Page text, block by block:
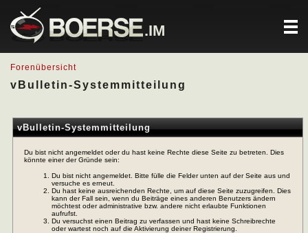
.IM
Forenübersicht
vBulletin-Systemmitteilung
vBulletin-Systemmitteilung
Du bist nicht angemeldet oder du hast keine Rechte diese Seite zu betreten. Dies
könnte einer der Gründe sein:
Du bist nicht angemeldet. Bitte fülle die Felder unten auf der Seite aus und
versuche es erneut.
Du hast keine ausreichenden Rechte, um auf diese Seite zuzugreifen. Dies
kann der Fall sein, wenn du Beiträge eines anderen Benutzers ändern
möchtest oder administrative bzw. andere nicht erlaubte Funktionen
aufrufst.
Du versuchst einen Beitrag zu verfassen und hast keine Schreibrechte
oder wartest noch auf die Aktivierung deiner Registrierung.